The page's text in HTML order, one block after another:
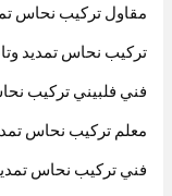
مقاول تركيب نحاس
تركيب نحاس تمديد
فني فلبيني تركيب
معلم تركيب نحاس
فني تركيب نحاس